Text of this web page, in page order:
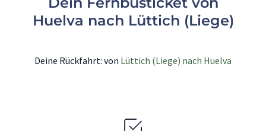
Huelva nach Lüttich (Liege)
Deine Rückfahrt: von Lüttich (Liege) nach Huelva